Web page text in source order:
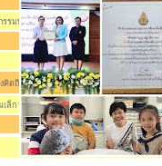
รมที่จะเข้าร่วม
งคิดถึงสิ่งที่ได้ทำไป
ล็ก หรือทำงานเอง